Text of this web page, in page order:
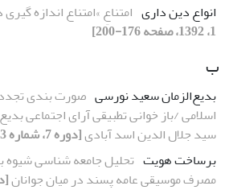
انواع دین داری امتناعِ »امتناع اندازه
1، 1392، صفحه 176-200]
ب
بدیع‌الزمان سعید نورسی صورت بندی
اسلامی /باز خوانی تطبیقی آرای اجتماعی
سید جلال الدین اسد آبادی[دوره 7، شماره 3، 1392، صفحه 54-74]
برساخت هویت تحلیل جامعه شناسی
مصرف موسیقی عامه پسند در میان جوانان